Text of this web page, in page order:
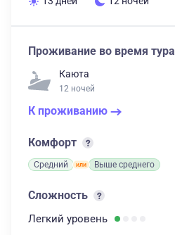
Проживание во время тура
Каюта
12 ночей
К проживанию
Комфорт
Средний Выше среднего
Сложность
Легкий уровень